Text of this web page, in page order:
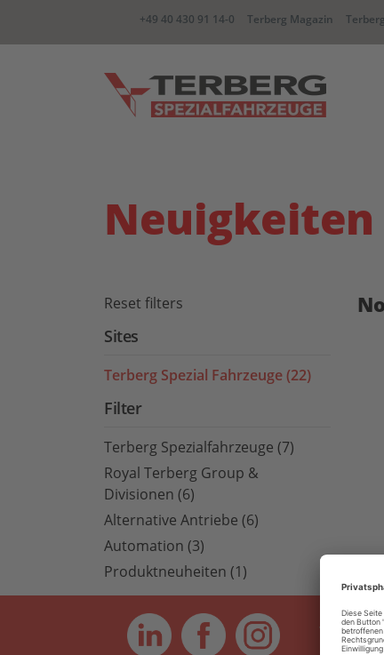
+49 40 430 91 14-0 Terberg Magazin
CC container Carrier RR
Neuigkeiten
Reset filters
Sites
Terberg Spezial Fahrzeuge (22)
Filter
Terberg Spezialfahrzeuge (7)
Royal Terberg Group &
Divisionen (6)
Alternative Antriebe (6)
Automation (3)
Produktneuheiten (1)
WHERE